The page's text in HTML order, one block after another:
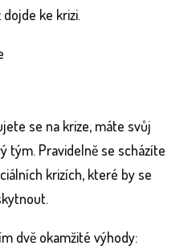
ke krizi.
se na krize, máte svůj
tým. Pravidelně se scházíte
krizích, které by se
dvě okamžité výhody: